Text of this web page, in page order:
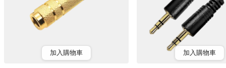
加入購物車 加入購物車